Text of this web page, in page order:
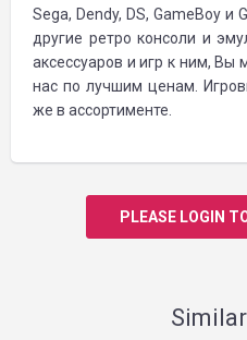
Sega, Dendy, DS, GameBoy и
другие ретро консоли и
аксессуаров и игр к ним, Вы
нас по лучшим ценам.
же в ассортименте.
PLEASE LOGIN